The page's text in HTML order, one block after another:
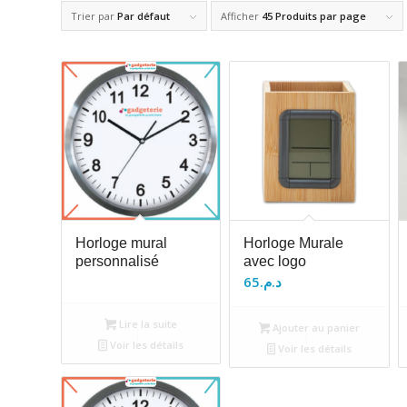
Trier par Par défaut Afficher 45 Produits par page
Horloge mural
personnalisé
Lire la suite
Voir les détails
Horloge Murale
avec logo
د.م.65
Ajouter au panier
Voir les détails